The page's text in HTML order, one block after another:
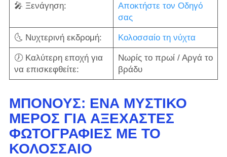
🎤 Ξενάγηση:
Αποκτήστε τον Οδηγό
σας
🌜 Νυχτερινή εκδρομή: Κολοσσαίο τη νύχτα
🕖 Καλύτερη εποχή για
να επισκεφθείτε:
Νωρίς το πρωί / Αργά το
βράδυ
ΜΠΟΝΟΥΣ: ΈΝΑ ΜΥΣΤΙΚΌ
ΜΈΡΟΣ ΓΙΑ ΑΞΈΧΑΣΤΕΣ
ΦΩΤΟΓΡΑΦΊΕΣ ΜΕ ΤΟ
ΚΟΛΟΣΣΑΊΟ